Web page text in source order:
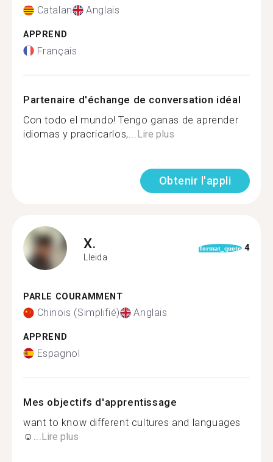
Catalan Anglais
APPREND
Français
Partenaire d'échange de conversation idéal
Con todo el mundo! Tengo ganas de aprender
idiomas y pracricarlos,... Lire plus
Obtenir l'appli
X.
Lleida
format_quote 4
PARLE COURAMMENT
Chinois (Simplifié) Anglais
APPREND
Espagnol
Mes objectifs d'apprentissage
want to know different cultures and languages
☺... Lire plus